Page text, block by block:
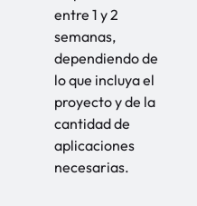
entre 1 y 2
semanas,
dependiendo de
lo que incluya el
proyecto y de la
cantidad de
aplicaciones
necesarias.